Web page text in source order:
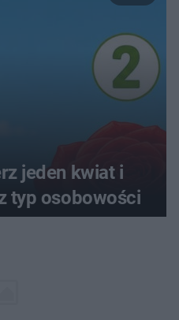
jeden kwiat i
typ osobowości